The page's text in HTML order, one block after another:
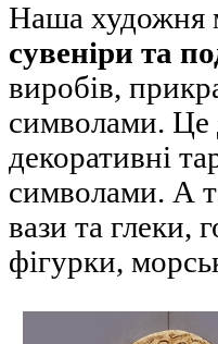
Наша художня
сувеніри та
виробів,
символами. Це
декоративні
символами. А
вази та глеки,
фігурки,